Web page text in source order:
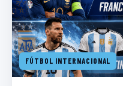
FÚTBOL INTERNACIONAL